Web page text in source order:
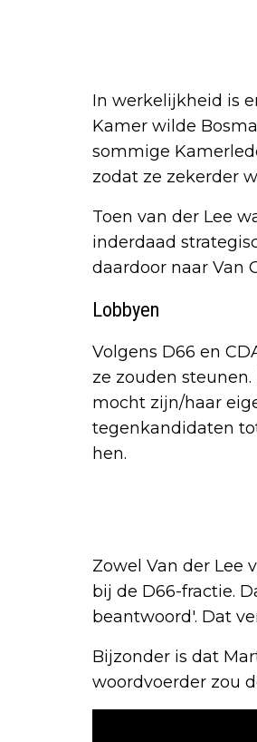
In werkelijkheid is
Kamer wilde
sommige
zodat ze zekerder
Toen van der Lee
inderdaad
daardoor naar Van
Lobbyen
Volgens D66 en
ze zouden
mocht zijn/haar
tegenkandidaten
hen.
Zowel Van der Lee
bij de D66-fractie.
beantwoord'. Dat
Bijzonder is dat
woordvoerder zou